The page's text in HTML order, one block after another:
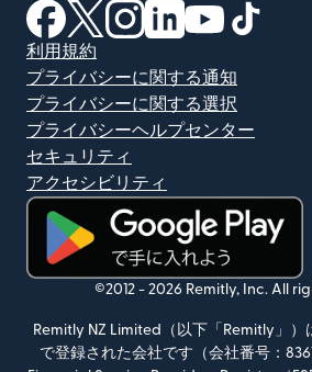
（別ウィンドウで開きます）
（別ウィンドウで開きます
（別ウィンドウで開
（別ウィンドウ
（別ウィ
利用規約
プライバシーに関する通知
プライバシーに関する選択
プライバシーヘルプセンター
セキュリティ
アクセシビリティ
（別ウィンドウで開きます）
©2012 - 2026 Remitly, Inc. All
Remitly NZ Limited（以下「Remitly」）
で登録された会社です（会社番号：